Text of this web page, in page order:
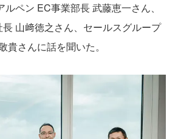
ペン EC事業部長 武藤恵一さん、
山﨑徳之さん、セールスグループ
貴さんに話を聞いた。